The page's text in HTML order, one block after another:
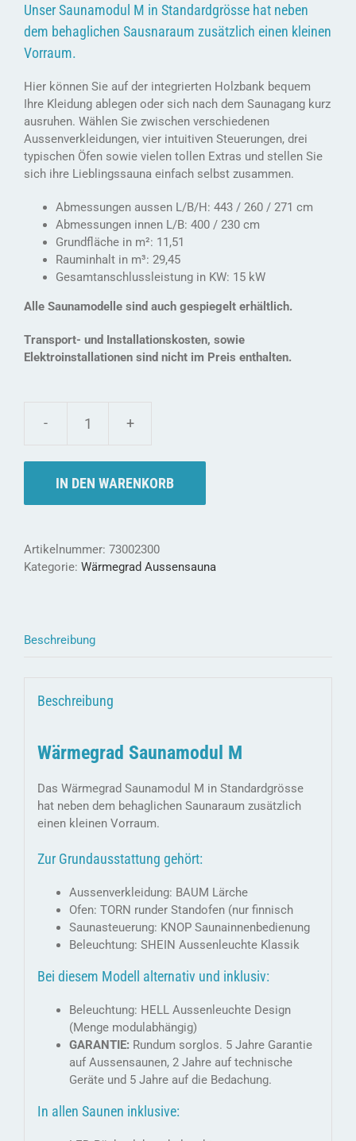
Unser Saunamodul M in Standardgrösse hat neben
dem behaglichen Sausnaraum zusätzlich einen kleinen
Vorraum.
Hier können Sie auf der integrierten Holzbank bequem
Ihre Kleidung ablegen oder sich nach dem Saunagang kurz
ausruhen. Wählen Sie zwischen verschiedenen
Aussenverkleidungen, vier intuitiven Steuerungen, drei
typischen Öfen sowie vielen tollen Extras und stellen Sie
sich ihre Lieblingssauna einfach selbst zusammen.
Abmessungen aussen L/B/H: 443 / 260 / 271 cm
Abmessungen innen L/B: 400 / 230 cm
Grundfläche in m²: 11,51
Rauminhalt in m³: 29,45
Gesamtanschlussleistung in KW: 15 kW
Alle Saunamodelle sind auch gespiegelt erhältlich.
Transport- und Installationskosten, sowie
Elektroinstallationen sind nicht im Preis enthalten.
Wärmegrad
M
-
mit
kleinem
IN DEN WARENKORB
Artikelnummer: 73002300
Kategorie: Wärmegrad Aussensauna
Beschreibung
Beschreibung
Wärmegrad Saunamodul M
Das Wärmegrad Saunamodul M in Standardgrösse
hat neben dem behaglichen Saunaraum zusätzlich
einen kleinen Vorraum.
Zur Grundausstattung gehört:
Aussenverkleidung: BAUM Lärche
Ofen: TORN runder Standofen (nur finnisch
Saunasteuerung: KNOP Saunainnenbedienung
Beleuchtung: SHEIN Aussenleuchte Klassik
Bei diesem Modell alternativ und inklusiv:
Beleuchtung: HELL Aussenleuchte Design
(Menge modulabhängig)
GARANTIE: Rundum sorglos. 5 Jahre Garantie
auf Aussensaunen, 2 Jahre auf technische
Geräte und 5 Jahre auf die Bedachung.
In allen Saunen inklusive: